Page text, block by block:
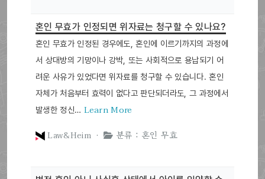
혼인 무효가 인정되면 위자료는 청구할 수 있나요?
혼인 무효가 인정된 경우에도, 혼인에 이르기까지의 과정에
서 상대방의 기망이나 강박, 또는 사회적으로 용납되기 어
려운 사유가 있었다면 위자료를 청구할 수 있습니다. 혼인
자체가 처음부터 효력이 없다고 판단되더라도, 그 과정에서
발생한 정신… Learn More
Law&Heim ·
분류 : 혼인 무효